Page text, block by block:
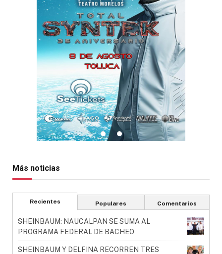
Más noticias
Recientes Populares Comentarios
SHEINBAUM: NAUCALPAN SE SUMA AL
PROGRAMA FEDERAL DE BACHEO
SHEINBAUM Y DELFINA RECORREN TRES